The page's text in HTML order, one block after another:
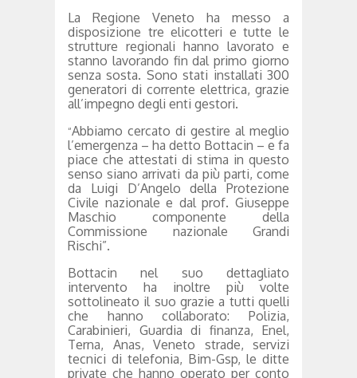
La Regione Veneto ha messo a
disposizione tre elicotteri e tutte le
strutture regionali hanno lavorato e
stanno lavorando fin dal primo giorno
senza sosta. Sono stati installati 300
generatori di corrente elettrica, grazie
all’impegno degli enti gestori.
“Abbiamo cercato di gestire al meglio
l’emergenza – ha detto Bottacin – e fa
piace che attestati di stima in questo
senso siano arrivati da più parti, come
da Luigi D’Angelo della Protezione
Civile nazionale e dal prof. Giuseppe
Maschio componente della
Commissione nazionale Grandi
Rischi”.
Bottacin nel suo dettagliato
intervento ha inoltre più volte
sottolineato il suo grazie a tutti quelli
che hanno collaborato: Polizia,
Carabinieri, Guardia di finanza, Enel,
Terna, Anas, Veneto strade, servizi
tecnici di telefonia, Bim-Gsp, le ditte
private che hanno operato per conto